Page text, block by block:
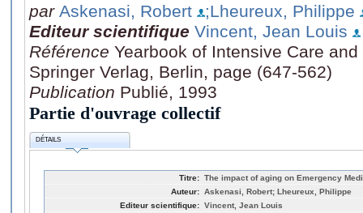
par Askenasi, Robert
;Lheureux, Philippe
Editeur scientifique Vincent, Jean Louis
Référence Yearbook of Intensive Care
Springer Verlag, Berlin, page (647-562)
Publication Publié, 1993
Partie d'ouvrage collectif
DÉTAILS
Titre: The impact of aging on Emergency
Auteur: Askenasi, Robert; Lheureux, Philippe
Editeur scientifique: Vincent, Jean Louis